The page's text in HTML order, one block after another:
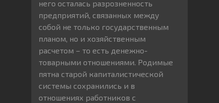
него осталась разрозненность
предприятий, связанных между
собой не только государственным
планом, но и хозяйственным
расчетом – то есть денежно-
товарными отношениями. Родимые
пятна старой капиталистической
системы сохранились и в
отношениях работников с